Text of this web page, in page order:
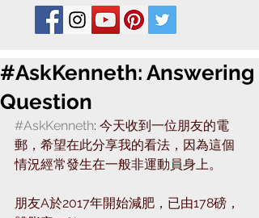
#AskKenneth: Answering
Question
#AskKenneth: 今天收到一位朋友的電
郵，希望在此分享我的看法，因為這個
情況經常發生在一般非運動員身上。
朋友A於2017年開始減肥，已由178磅，